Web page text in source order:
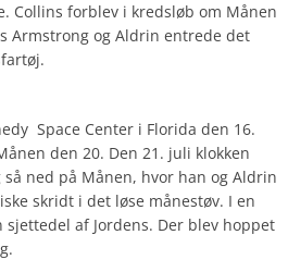
Collins forblev i kredsløb om Månen
Armstrong og Aldrin entrede det
Space Center i Florida den 16.
den 20. Den 21. juli klokken
ned på Månen, hvor han og Aldrin
skridt i det løse månestøv. I en
af Jordens. Der blev hoppet